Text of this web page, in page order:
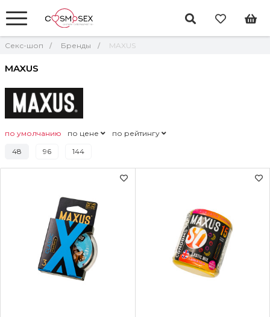
Секс-шоп Бренды MAXUS
MAXUS
по умолчанию по цене
по рейтингу
48
96 144